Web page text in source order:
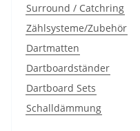
Surround / Catchring
Zählsysteme/Zubehör
Dartmatten
Dartboardständer
Dartboard Sets
Schalldämmung